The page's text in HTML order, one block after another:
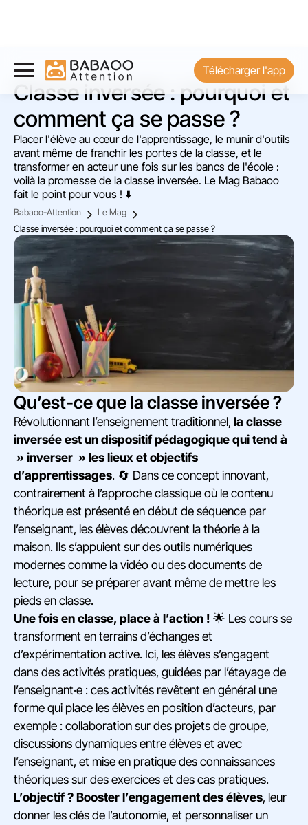
Télécharger l'app
Classe inversée : pourquoi et
comment ça se passe ?
Placer l'élève au cœur de l'apprentissage, le munir d'outils
avant même de franchir les portes de la classe, et le
transformer en acteur une fois sur les bancs de l'école :
voilà la promesse de la classe inversée. Le Mag Babaoo
fait le point pour vous ! ⬇️
Babaoo-Attention
Le Mag
Classe inversée : pourquoi et comment ça se passe ?
Qu’est-ce que la classe inversée ?
Révolutionnant l’enseignement traditionnel, la classe
inversée est un dispositif pédagogique qui tend à
» inverser » les lieux et objectifs
d’apprentissages. 🔄 Dans ce concept innovant,
contrairement à l’approche classique où le contenu
théorique est présenté en début de séquence par
l’enseignant, les élèves découvrent la théorie à la
maison. Ils s’appuient sur des outils numériques
modernes comme la vidéo ou des documents de
lecture, pour se préparer avant même de mettre les
pieds en classe.
Une fois en classe, place à l’action ! 🌟 Les cours se
transforment en terrains d’échanges et
d’expérimentation active. Ici, les élèves s’engagent
dans des activités pratiques, guidées par l’étayage de
l’enseignant·e : ces activités revêtent en général une
forme qui place les élèves en position d’acteurs, par
exemple : collaboration sur des projets de groupe,
discussions dynamiques entre élèves et avec
l’enseignant, et mise en pratique des connaissances
théoriques sur des exercices et des cas pratiques.
L’objectif ? Booster l’engagement des élèves, leur
donner les clés de l’autonomie, et personnaliser un